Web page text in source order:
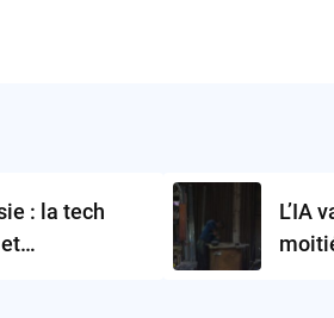
: la tech
L’IA